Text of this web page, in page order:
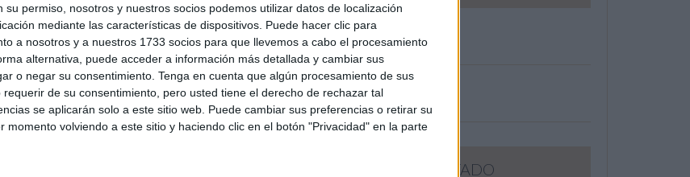
su permiso, nosotros y nuestros socios podemos utilizar datos de localización
mediante las características de dispositivos. Puede hacer clic para
a nosotros y a nuestros 1733 socios para que llevemos a cabo el procesamiento
alternativa, puede acceder a información más detallada y cambiar sus
o negar su consentimiento. Tenga en cuenta que algún procesamiento de sus
de su consentimiento, pero usted tiene el derecho de rechazar tal
se aplicarán solo a este sitio web. Puede cambiar sus preferencias o retirar su
momento volviendo a este sitio y haciendo clic en el botón "Privacidad" en la parte
LO MÁS VISITADO